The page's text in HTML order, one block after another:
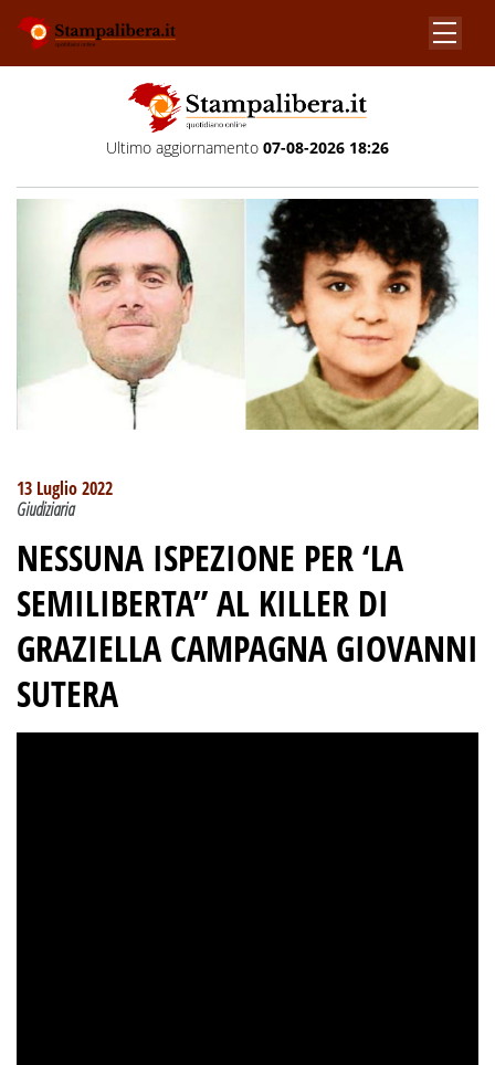
Ultimo aggiornamento 07-08-2026 18:26
13 Luglio 2022
Giudiziaria
NESSUNA ISPEZIONE PER ‘LA
SEMILIBERTA”AL KILLER DI
GRAZIELLA CAMPAGNA GIOVANNI
SUTERA